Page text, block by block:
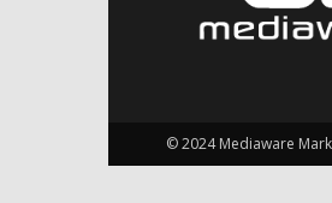
© 2024 Mediaware